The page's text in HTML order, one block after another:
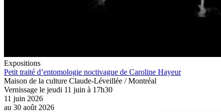
Expositions
Petit traité d’entomologie noctivague de Caroline Hayeur
Maison de la culture Claude-Léveillée / Montréal
Vernissage le jeudi 11 juin à 17h30
11 juin 2026
au 30 août 2026